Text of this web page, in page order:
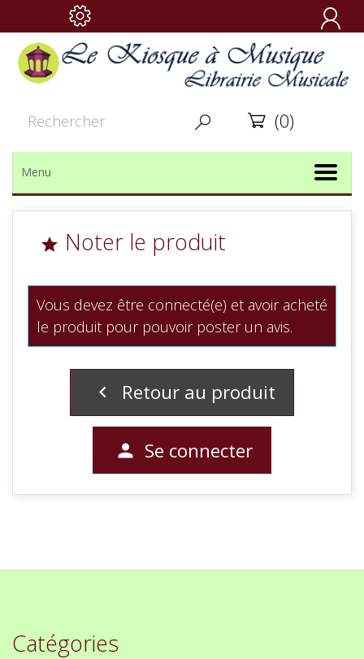

  (0)
Menu
 Noter le produit
Vous devez être connecté(e) et avoir acheté
le produit pour pouvoir poster un avis.
 Retour au produit
 Se connecter
Catégories